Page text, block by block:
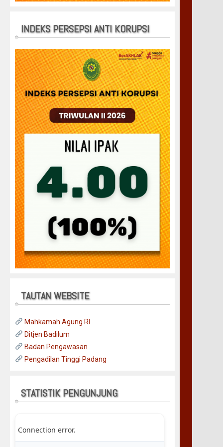
INDEKS PERSEPSI ANTI KORUPSI
TAUTAN WEBSITE
Mahkamah Agung RI
Ditjen Badilum
Badan Pengawasan
Pengadilan Tinggi Padang
STATISTIK PENGUNJUNG
Connection error.